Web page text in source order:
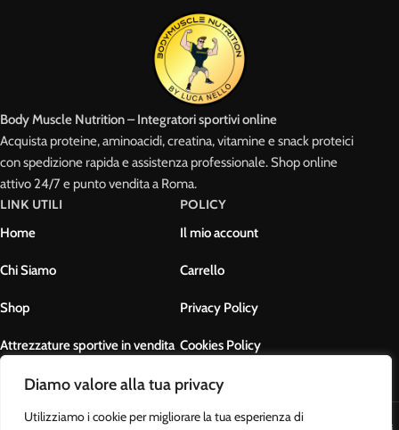
Diamo valore alla tua privacy
Utilizziamo i cookie per migliorare la tua esperienza di
Body Muscle Nutrition – Integratori sportivi online
Acquista proteine, aminoacidi, creatina, vitamine e snack proteici
con spedizione rapida e assistenza professionale. Shop online
attivo 24/7 e punto vendita a Roma.
LINK UTILI
Home
Chi Siamo
Shop
Attrezzature sportive in vendita
Contatti
POLICY
Il mio account
Carrello
Privacy Policy
Cookies Policy
Termini e condizioni